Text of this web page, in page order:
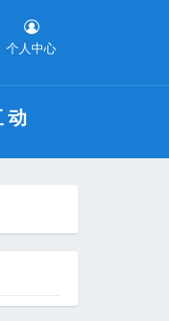
个人中心
动